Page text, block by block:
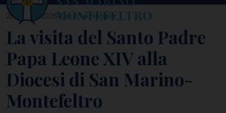
28 Maggio 2026-Eventi e Notizie
La visita del Santo Padre
Papa Leone XIV alla
Diocesi di San Marino-
Montefeltro